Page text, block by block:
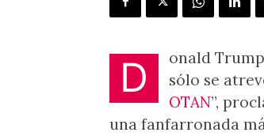
D
onald
sólo se
OTAN”,
una fanfarronada